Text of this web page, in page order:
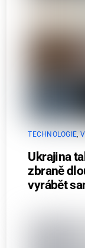
TECHNOLOGIE,
Ukrajina
zbraně
vyrábět